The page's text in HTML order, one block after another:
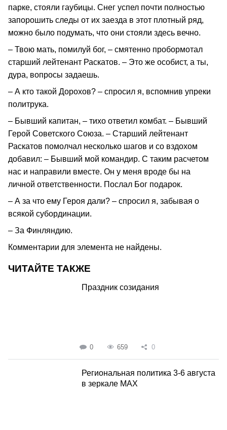
парке, стояли гаубицы. Снег успел почти полностью
запорошить следы от их заезда в этот плотный ряд,
можно было подумать, что они стояли здесь вечно.
– Твою мать, помилуй бог, – смятенно пробормотал
старший лейтенант Раскатов. – Это же особист, а ты,
дура, вопросы задаешь.
– А кто такой Дорохов? – спросил я, вспомнив упреки
политрука.
– Бывший капитан, – тихо ответил комбат. – Бывший
Герой Советского Союза. – Старший лейтенант
Раскатов помолчал несколько шагов и со вздохом
добавил: – Бывший мой командир. С таким расчетом
нас и направили вместе. Он у меня вроде бы на
личной ответственности. Послал Бог подарок.
– А за что ему Героя дали? – спросил я, забывая о
всякой субординации.
– За Финляндию.
Комментарии для элемента не найдены.
ЧИТАЙТЕ ТАКЖЕ
Праздник созидания
0 659 0
Региональная политика 3-6 августа
в зеркале MAX